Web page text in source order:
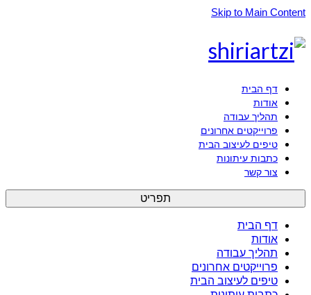
Skip to Main Content
דף הבית
אודות
תהליך עבודה
פרוייקטים אחרונים
טיפים לעיצוב הבית
כתבות עיתונות
צור קשר
תפריט
דף הבית
אודות
תהליך עבודה
פרוייקטים אחרונים
טיפים לעיצוב הבית